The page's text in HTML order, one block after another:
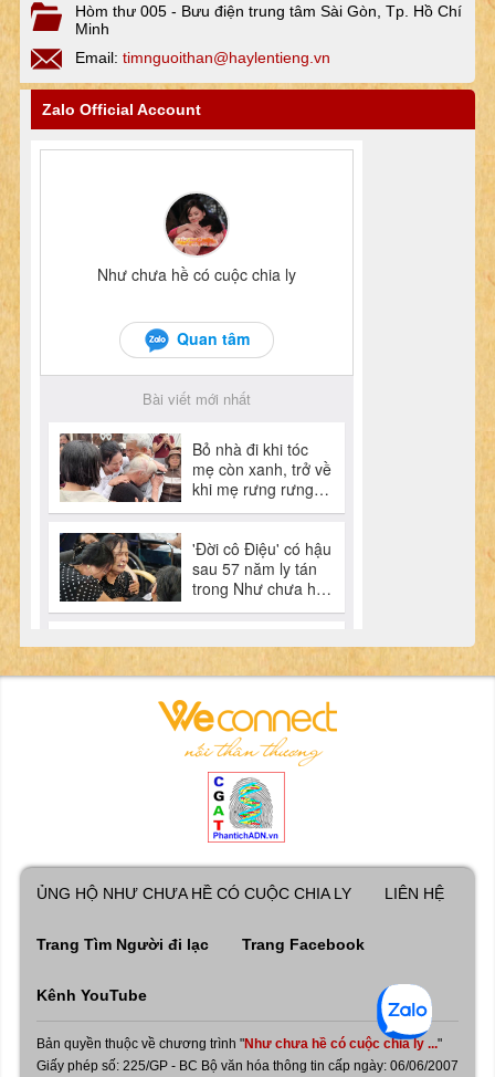
Hòm thư 005 - Bưu điện trung tâm Sài Gòn, Tp. Hồ Chí
Minh
Email: timnguoithan@haylentieng.vn
Zalo Official Account
ỦNG HỘ NHƯ CHƯA HỀ CÓ CUỘC CHIA LY LIÊN HỆ
Trang Tìm Người đi lạc Trang Facebook
Kênh YouTube
Bản quyền thuộc về chương trình "Như chưa hề có cuộc chia ly ..."
Giấy phép số: 225/GP - BC Bộ văn hóa thông tin cấp ngày: 06/06/2007